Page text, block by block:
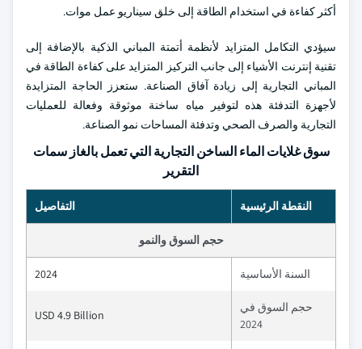
أكثر كفاءة في استخدام الطاقة إلى خلق سيناريو عمل موات.
سيؤدي التكامل المتزايد لأنظمة أتمتة المباني الذكية بالإضافة إلى
تقنية إنترنت الأشياء إلى جانب التركيز المتزايد على كفاءة الطاقة في
المباني التجارية إلى زيادة آفاق الصناعة. ستعزز الحاجة المتزايدة
لأجهزة التدفئة هذه لتوفير مياه ساخنة موثوقة وفعالة للعمليات
التجارية والصرف الصحي وتدفئة المساحات نمو الصناعة.
سوق غلايات الماء الساخن التجارية التي تعمل بالغاز سمات
التقرير
النقطة الرئيسية التفاصيل
حجم السوق والنمو
السنة الأساسية 2024
حجم السوق في
2024
USD 4.9 Billion